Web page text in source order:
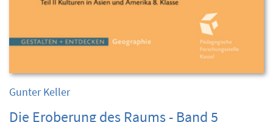
Gunter Keller
Die Eroberung des Raums - Band 5